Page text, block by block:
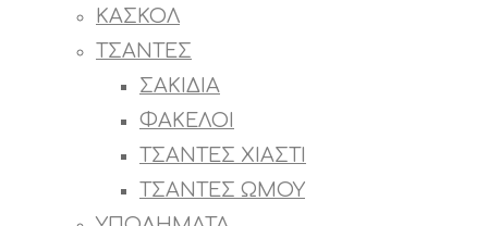
ΚΑΣΚΟΛ
ΤΣΑΝΤΕΣ
ΣΑΚΙΔΙΑ
ΦΑΚΕΛΟΙ
ΤΣΑΝΤΕΣ ΧΙΑΣΤΙ
ΤΣΑΝΤΕΣ ΩΜΟΥ